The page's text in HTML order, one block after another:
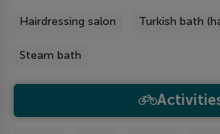
Hairdressing salon Turkish bath
Steam bath